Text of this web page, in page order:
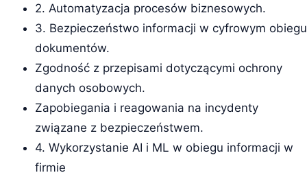
2. Automatyzacja procesów biznesowych.
3. Bezpieczeństwo informacji w cyfrowym obiegu
dokumentów.
Zgodność z przepisami dotyczącymi ochrony
danych osobowych.
Zapobiegania i reagowania na incydenty
związane z bezpieczeństwem.
4. Wykorzystanie AI i ML w obiegu informacji w
firmie